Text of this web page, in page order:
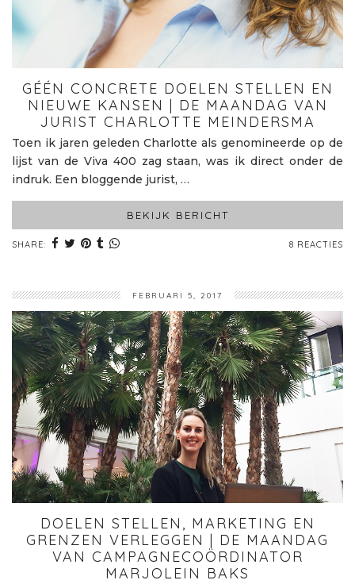
GÉÉN CONCRETE DOELEN STELLEN EN
NIEUWE KANSEN | DE MAANDAG VAN
JURIST CHARLOTTE MEINDERSMA
Toen ik jaren geleden Charlotte als genomineerde op de
lijst van de Viva 400 zag staan, was ik direct onder de
indruk. Een bloggende jurist, …
BEKIJK BERICHT
SHARE: 8 REACTIES
FEBRUARI 5, 2017
DOELEN STELLEN, MARKETING EN
GRENZEN VERLEGGEN | DE MAANDAG
VAN CAMPAGNECOÖRDINATOR
MARJOLEIN BAKS